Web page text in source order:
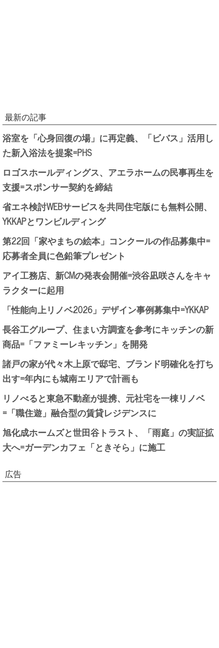
最新の記事
浴室を「心身回復の場」に再定義、「ビバス」活用し
た新入浴法を提案=PHS
ロゴスホールディングス、アエラホームの民事再生を
支援=スポンサー契約を締結
省エネ検討WEBサービスを共同住宅版にも無料公開、
YKKAPとワンビルディング
第22回「家やまちの絵本」コンクールの作品募集中=
応募者全員に色鉛筆プレゼント
アイ工務店、新CMの発表会開催=渋谷凪咲さんをキャ
ラクターに起用
「性能向上リノベ2026」デザイン事例募集中=YKKAP
長谷工グループ、住まい方調査を参考にキッチンの新
商品=「ファミーレキッチン」を開発
諸戸の家が代々木上原で邸宅、ブランド明確化を打ち
出す=年内にも城南エリアで計画も
リノべると東急不動産が提携、元社宅を一棟リノベ
=「職住遊」融合型の賃貸レジデンスに
旭化成ホームズと世田谷トラスト、「雨庭」の実証拡
大へ=ガーデンカフェ「ときそら」に施工
広告